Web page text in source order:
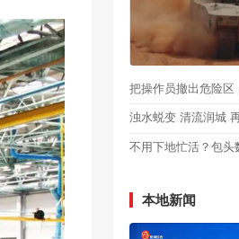
把操作员撤出危险区
浊水蜕变 清流润城
不用下地忙活？包头
本地新闻